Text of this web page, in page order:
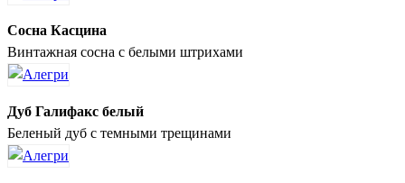
Сосна Касцина
Винтажная сосна с белыми штрихами
Дуб Галифакс белый
Беленый дуб с темными трещинами